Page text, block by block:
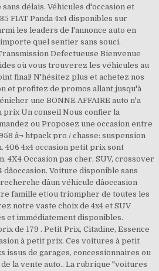
délais. Véhicules d'occasion et
FIAT Panda 4x4 disponibles sur
les leaders de l'annonce auto en
quel sentier sans souci.
Defectueuse Bienvenue
où vous trouverez les véhicules au
final! N'hésitez plus et achetez nos
et profitez de promos allant jusqu'à
une BONNE AFFAIRE auto n'a
prix Un conseil Nous confier la
ou Proposez une occasion entre
958 â¬ htpack pro / chasse: suspension
406 4x4 occasion petit prix sont
4X4 Occasion pas cher, SUV, crossover
Voiture disponible sans
dâun véhicule dâoccasion
famille et/ou triompher de toutes les
notre vaste choix de 4x4 et SUV
et immédiatement disponibles.
de 179 . Petit Prix, Citadine, Essence
à petit prix. Ces voitures à petit
issus de garages, concessionnaires ou
la vente auto.. La rubrique "voitures